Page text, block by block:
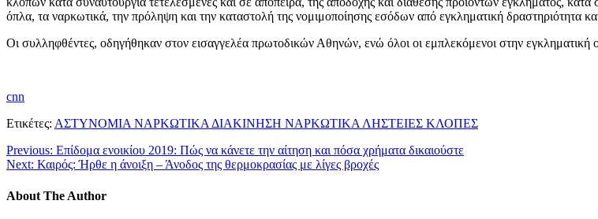
όπλα, τα ναρκωτικά, την πρόληψη και την καταστολή της νομιμοποίησης εσόδων από εγκληματική δραστηριότητα
Οι συλληφθέντες, οδηγήθηκαν στον εισαγγελέα πρωτοδικών Αθηνών, ενώ όλοι οι εμπλεκόμενοι στην
cnn
Ετικέτες: ΑΣΤΥΝΟΜΙΑ ΝΑΡΚΩΤΙΚΑ ΔΙΑΚΙΝΗΣΗ ΝΑΡΚΩΤΙΚΑ ΛΗΣΤΕΙΕΣ ΚΛΟΠΕΣ
Previous: Επίδομα ενοικίου 2019: Πώς να κάνετε την αίτηση και πόσα χρήματα δικαιούστε
Next: Καιρός: Ήρθε η άνοιξη – Άνοδος της θερμοκρασίας με λίγες βροχές
About The Author